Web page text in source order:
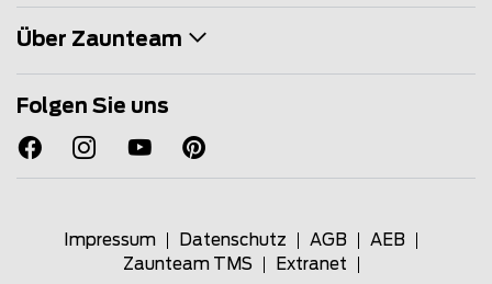
Über Zaunteam
Folgen Sie uns
Impressum Datenschutz AGB
AEB
Zaunteam TMS
Extranet